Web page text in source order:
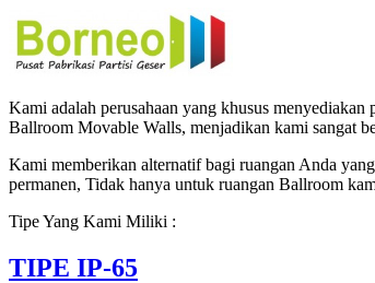
Pintu
Lipat
–
partisi
geser
Kami adalah perusahaan yang khusus
Ballroom Movable Walls, menjadikan kami sangat
Kami memberikan alternatif bagi ruangan Anda
permanen, Tidak hanya untuk ruangan Ballroom
Tipe Yang Kami Miliki :
TIPE IP-65